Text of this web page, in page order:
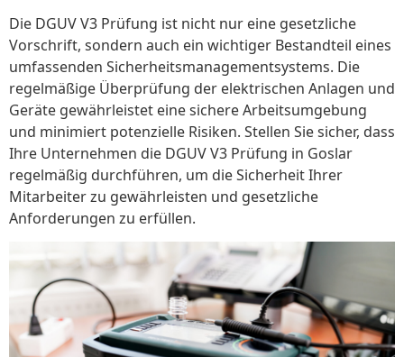
Die DGUV V3 Prüfung ist nicht nur eine gesetzliche
Vorschrift, sondern auch ein wichtiger Bestandteil eines
umfassenden Sicherheitsmanagementsystems. Die
regelmäßige Überprüfung der elektrischen Anlagen und
Geräte gewährleistet eine sichere Arbeitsumgebung
und minimiert potenzielle Risiken. Stellen Sie sicher, dass
Ihre Unternehmen die DGUV V3 Prüfung in Goslar
regelmäßig durchführen, um die Sicherheit Ihrer
Mitarbeiter zu gewährleisten und gesetzliche
Anforderungen zu erfüllen.